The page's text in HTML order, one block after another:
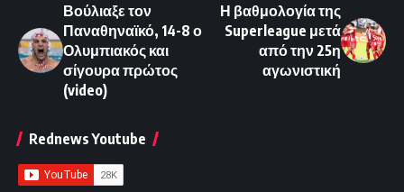
Βούλιαξε τον
Παναθηναϊκό, 14-8 ο
Ολυμπιακός και
σίγουρα πρώτος
(video)
Η βαθμολογία της
Superleague μετά
από την 25η
αγωνιστική
Rednews Youtube